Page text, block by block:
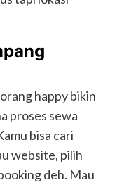
happy bikin
proses sewa
bisa cari
website, pilih
deh. Mau